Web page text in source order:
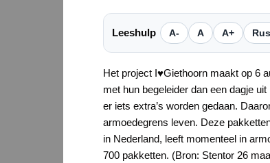
Leeshulp A- A A+
Het project I♥Giethoorn maakt op 6
met hun begeleider dan een dagje
er iets extra’s worden gedaan.
armoedegrens leven. Deze
in Nederland, leeft momenteel in
700 pakketten. (Bron: Stentor 26